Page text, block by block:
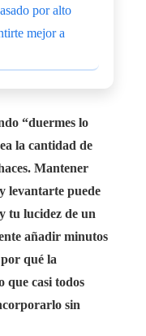
por alto
mejor a
“duermes lo
la cantidad de
Mantener
levantarte puede
tu lucidez de un
añadir minutos
qué la
que casi todos
sin